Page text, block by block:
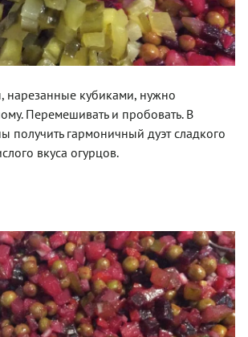
нарезанные кубиками, нужно
Перемешивать и пробовать. В
получить гармоничный дуэт сладкого
вкуса огурцов.